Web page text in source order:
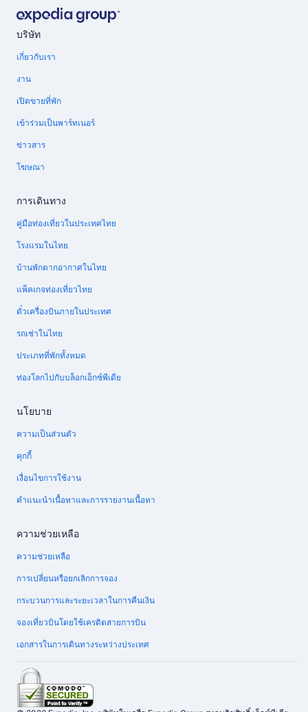
บริษัท
เกี่ยวกับเรา
งาน
เปิดขายที่พัก
เข้าร่วมเป็นพาร์ทเนอร์
ข่าวสาร
โฆษณา
การเดินทาง
คู่มือท่องเที่ยวในประเทศไทย
โรงแรมในไทย
บ้านพักตากอากาศในไทย
แพ็คเกจท่องเที่ยวไทย
ตั๋วเครื่องบินภายในประเทศ
รถเช่าในไทย
ประเภทที่พักทั้งหมด
ท่องโลกไปกับบล็อกเอ็กซ์พีเดีย
นโยบาย
ความเป็นส่วนตัว
คุกกี้
เงื่อนไขการใช้งาน
คำแนะนำเนื้อหาและการรายงานเนื้อหา
ความช่วยเหลือ
ความช่วยเหลือ
การเปลี่ยนหรือยกเลิกการจอง
กระบวนการและระยะเวลาในการคืนเงิน
จองเที่ยวบินโดยใช้เครดิตสายการบิน
เอกสารในการเดินทางระหว่างประเทศ